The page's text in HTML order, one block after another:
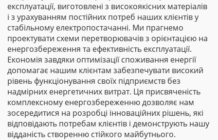
експлуатації, виготовлені з високоякісних матеріалів
і з урахуванням постійних потреб наших клієнтів у
стабільному електропостачанні. Ми прагнемо
проектувати схеми перетворювачів з орієнтацією на
енергозбереження та ефективність експлуатації.
Економія завдяки оптимізації споживання енергії
допомагає нашим клієнтам забезпечувати високий
рівень функціонування своїх підприємств без
надмірних енергетичних витрат. Ця присвяченість
комплексному енергозбереженню дозволяє нам
зосередитися на розробці інноваційних рішень, які
відповідають потребам клієнтів і демонструють нашу
відданість створенню стійкого майбутнього.